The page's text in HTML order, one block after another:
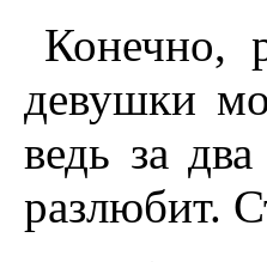
Конечно,
девушки
ведь за
разлюбит.